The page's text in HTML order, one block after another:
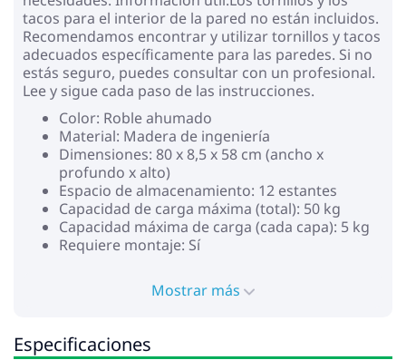
tacos para el interior de la pared no están incluidos.
Recomendamos encontrar y utilizar tornillos y tacos
adecuados específicamente para las paredes. Si no
estás seguro, puedes consultar con un profesional.
Lee y sigue cada paso de las instrucciones.
Color: Roble ahumado
Material: Madera de ingeniería
Dimensiones: 80 x 8,5 x 58 cm (ancho x
profundo x alto)
Espacio de almacenamiento: 12 estantes
Capacidad de carga máxima (total): 50 kg
Capacidad máxima de carga (cada capa): 5 kg
Requiere montaje: Sí
Mostrar más
Especificaciones